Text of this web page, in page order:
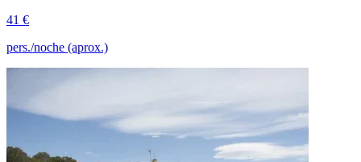
41 €
pers./noche (aprox.)